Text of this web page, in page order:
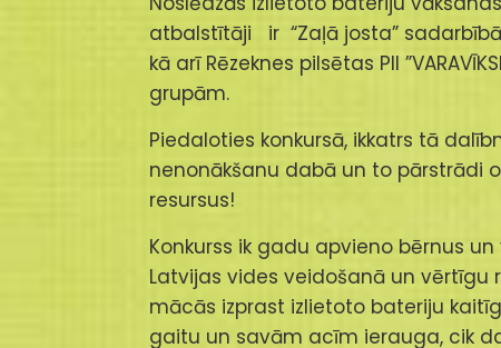
atbalstītāji ir “Zaļā josta” sadarbībā
kā arī Rēzeknes pilsētas PII
grupām.
Piedaloties konkursā, ikkatrs tā
nenonākšanu dabā un to pārstrādi
resursus!
Konkurss ik gadu apvieno bērnus
Latvijas vides veidošanā un vērtīgu
mācās izprast izlietoto bateriju
gaitu un savām acīm ierauga, cik